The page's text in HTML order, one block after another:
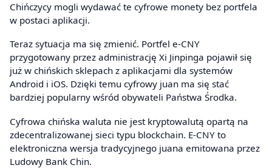
Chińczycy mogli wydawać te cyfrowe monety bez portfela
w postaci aplikacji.
Teraz sytuacja ma się zmienić. Portfel e-CNY
przygotowany przez administrację Xi Jinpinga pojawił się
już w chińskich sklepach z aplikacjami dla systemów
Android i iOS. Dzięki temu cyfrowy juan ma się stać
bardziej popularny wśród obywateli Państwa Środka.
Cyfrowa chińska waluta nie jest kryptowalutą opartą na
zdecentralizowanej sieci typu blockchain. E-CNY to
elektroniczna wersja tradycyjnego juana emitowana przez
Ludowy Bank Chin.